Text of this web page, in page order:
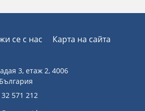
се с нас Карта на сайта
3, етаж 2, 4006
571 212